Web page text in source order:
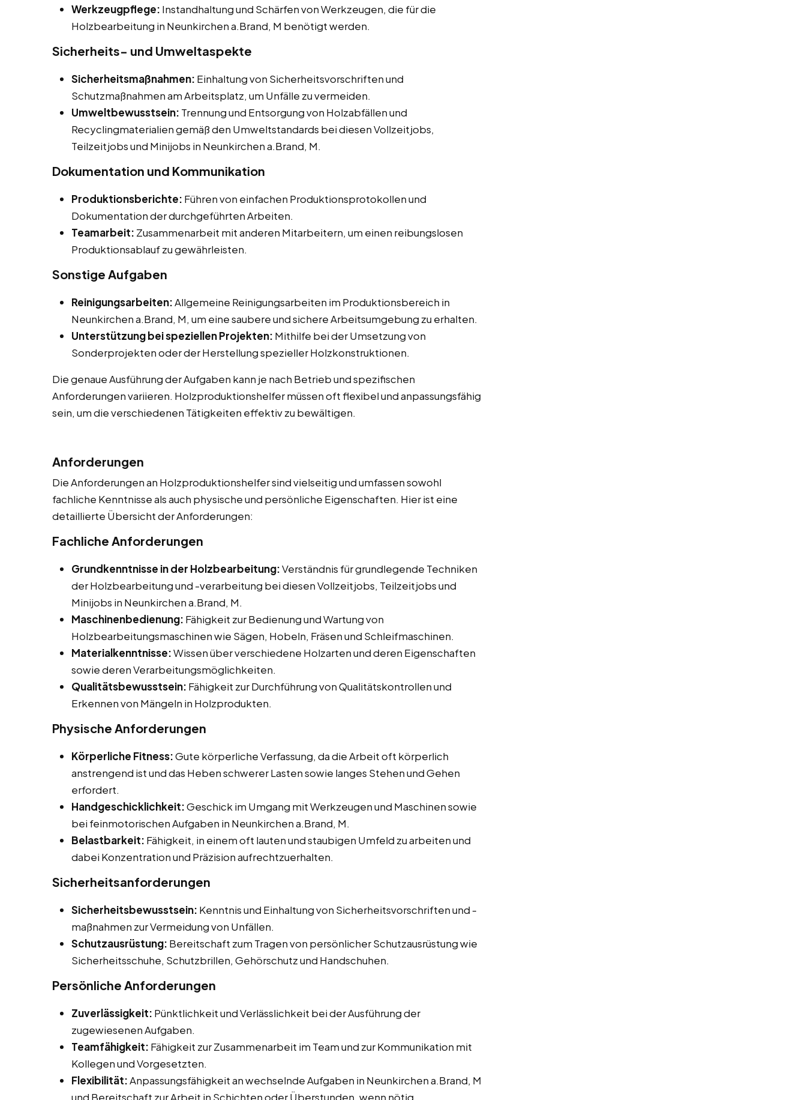
Werkzeugpflege: Instandhaltung und Schärfen von Werkzeugen, die für die
Holzbearbeitung in Neunkirchen a.Brand, M benötigt werden.
Sicherheits- und Umweltaspekte
Sicherheitsmaßnahmen: Einhaltung von Sicherheitsvorschriften und
Schutzmaßnahmen am Arbeitsplatz, um Unfälle zu vermeiden.
Umweltbewusstsein: Trennung und Entsorgung von Holzabfällen und
Recyclingmaterialien gemäß den Umweltstandards bei diesen Vollzeitjobs,
Teilzeitjobs und Minijobs in Neunkirchen a.Brand, M.
Dokumentation und Kommunikation
Produktionsberichte: Führen von einfachen Produktionsprotokollen und
Dokumentation der durchgeführten Arbeiten.
Teamarbeit: Zusammenarbeit mit anderen Mitarbeitern, um einen reibungslosen
Produktionsablauf zu gewährleisten.
Sonstige Aufgaben
Reinigungsarbeiten:Allgemeine Reinigungsarbeiten im Produktionsbereich in
Neunkirchen a.Brand, M, um eine saubere und sichere Arbeitsumgebung zu erhalten.
Unterstützung bei speziellen Projekten: Mithilfe bei der Umsetzung von
Sonderprojekten oder der Herstellung spezieller Holzkonstruktionen.
Die genaue Ausführung der Aufgaben kann je nach Betrieb und spezifischen
Anforderungen variieren. Holzproduktionshelfer müssen oft flexibel und anpassungsfähig
sein, um die verschiedenen Tätigkeiten effektiv zu bewältigen.
Anforderungen
Die Anforderungen an Holzproduktionshelfer sind vielseitig und umfassen sowohl
fachliche Kenntnisse als auch physische und persönliche Eigenschaften. Hier ist eine
detaillierte Übersicht der Anforderungen:
Fachliche Anforderungen
Grundkenntnisse in der Holzbearbeitung:Verständnis für grundlegende Techniken
der Holzbearbeitung und -verarbeitung bei diesen Vollzeitjobs, Teilzeitjobs und
Minijobs in Neunkirchen a.Brand, M.
Maschinenbedienung: Fähigkeit zur Bedienung und Wartung von
Holzbearbeitungsmaschinen wie Sägen, Hobeln, Fräsen und Schleifmaschinen.
Materialkenntnisse:Wissen über verschiedene Holzarten und deren Eigenschaften
sowie deren Verarbeitungsmöglichkeiten.
Qualitätsbewusstsein: Fähigkeit zur Durchführung von Qualitätskontrollen und
Erkennen von Mängeln in Holzprodukten.
Physische Anforderungen
Körperliche Fitness:Gute körperliche Verfassung, da die Arbeit oft körperlich
anstrengend ist und das Heben schwerer Lasten sowie langes Stehen und Gehen
erfordert.
Handgeschicklichkeit:Geschick im Umgang mit Werkzeugen und Maschinen sowie
bei feinmotorischen Aufgaben in Neunkirchen a.Brand, M.
Belastbarkeit: Fähigkeit, in einem oft lauten und staubigen Umfeld zu arbeiten und
dabei Konzentration und Präzision aufrechtzuerhalten.
Sicherheitsanforderungen
Sicherheitsbewusstsein: Kenntnis und Einhaltung von Sicherheitsvorschriften und -
maßnahmen zur Vermeidung von Unfällen.
Schutzausrüstung: Bereitschaft zum Tragen von persönlicher Schutzausrüstung wie
Sicherheitsschuhe, Schutzbrillen, Gehörschutz und Handschuhen.
Persönliche Anforderungen
Zuverlässigkeit: Pünktlichkeit und Verlässlichkeit bei der Ausführung der
zugewiesenen Aufgaben.
Teamfähigkeit: Fähigkeit zur Zusammenarbeit im Team und zur Kommunikation mit
Kollegen und Vorgesetzten.
Flexibilität:Anpassungsfähigkeit an wechselnde Aufgaben in Neunkirchen a.Brand, M
und Bereitschaft zur Arbeit in Schichten oder Überstunden, wenn nötig.